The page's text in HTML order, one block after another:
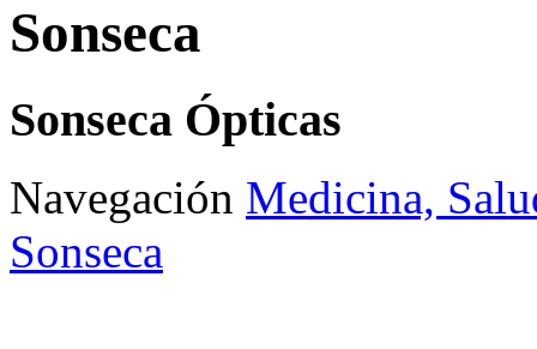
Sonseca
Sonseca Ópticas
Navegación Medicina,
Sonseca